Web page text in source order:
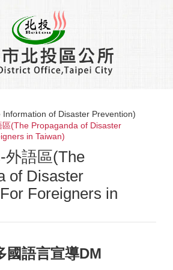
Information of Disaster Prevention)
區(The Propaganda of Disaster
in Taiwan)
外語區(The
of Disaster
Foreigners in
國語言宣導DM